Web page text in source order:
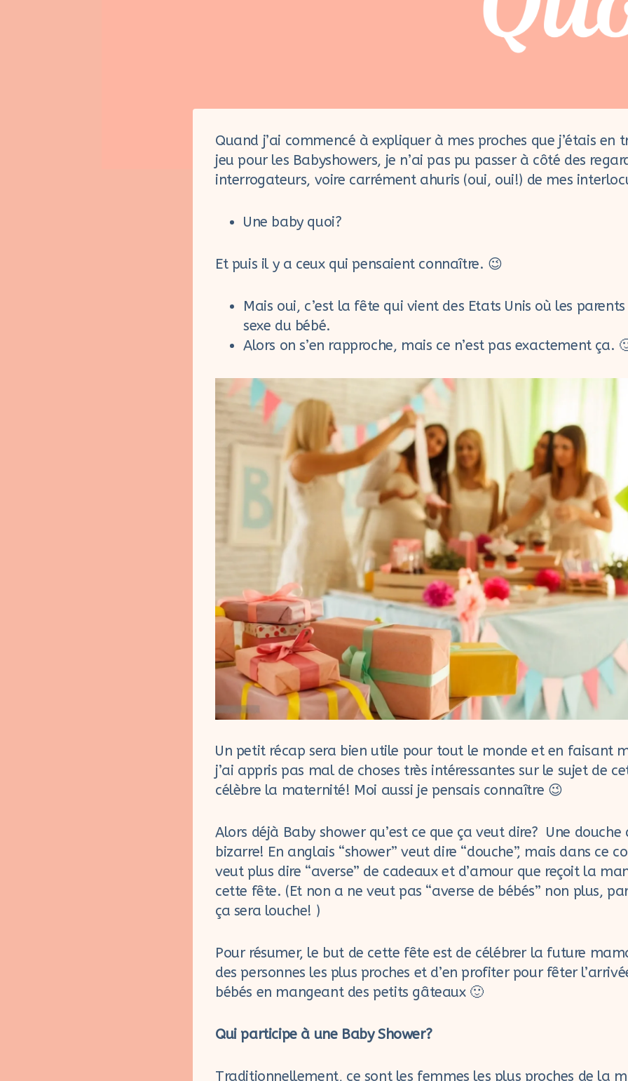
Quand j’ai commencé à expliquer à mes proches que j’étais en
jeu pour les Babyshowers, je n’ai pas pu passer à côté des
interrogateurs, voire carrément ahuris (oui, oui!) de mes
Une baby quoi?
Et puis il y a ceux qui pensaient connaître. 😉
Mais oui, c’est la fête qui vient des Etats Unis où les
sexe du bébé.
Alors on s’en rapproche, mais ce n’est pas exactement ça.
Un petit récap sera bien utile pour tout le monde et en faisant
j’ai appris pas mal de choses très intéressantes sur le sujet de
célèbre la maternité! Moi aussi je pensais connaître 😉
Alors déjà Baby shower qu’est ce que ça veut dire? Une douche
bizarre! En anglais “shower” veut dire “douche”, mais dans ce
veut plus dire “averse” de cadeaux et d’amour que reçoit la
cette fête. (Et non a ne veut pas “averse de bébés” non plus,
ça sera louche! )
Pour résumer, le but de cette fête est de célébrer la future
des personnes les plus proches et d’en profiter pour fêter
bébés en mangeant des petits gâteaux 🙂
Qui participe à une Baby Shower?
Traditionnellement, ce sont les femmes les plus proches de la